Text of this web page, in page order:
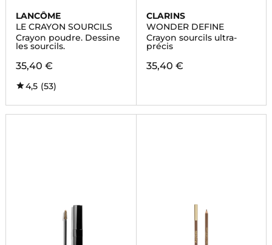
LANCÔME
LE CRAYON SOURCILS
Crayon poudre. Dessine
les sourcils.
35,40 €
4,5 (53)
CLARINS
WONDER DEFINE
Crayon sourcils ultra-
précis
35,40 €